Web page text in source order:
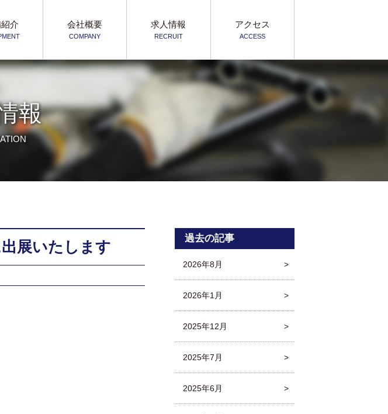
介 会社概要
COMPANY
求人情報
RECRUIT
アクセス
ACCESS
報
展いたします 過去の記事
2026年8月
2026年1月
2025年12月
2025年7月
2025年6月